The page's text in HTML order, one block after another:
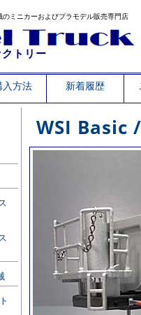
のミニカーおよびプラモデル販売専門店
トリー
入方法 新着履歴
WSI Basic